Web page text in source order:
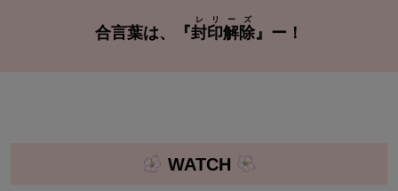
合言葉は、『封印解除
レリーズ
』ー！
WATCH